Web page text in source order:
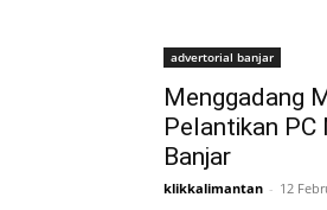
advertorial banjar
Menggadang
Pelantikan PC
Banjar
klikkalimantan - 12